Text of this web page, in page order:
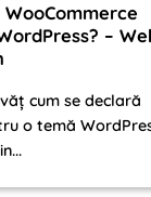
–
cum se declară
o temă